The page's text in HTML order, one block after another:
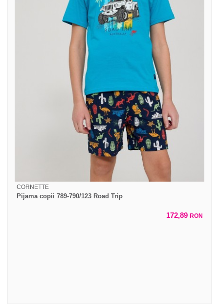
CORNETTE
Pijama copii 789-790/123 Road Trip
172,89 RON